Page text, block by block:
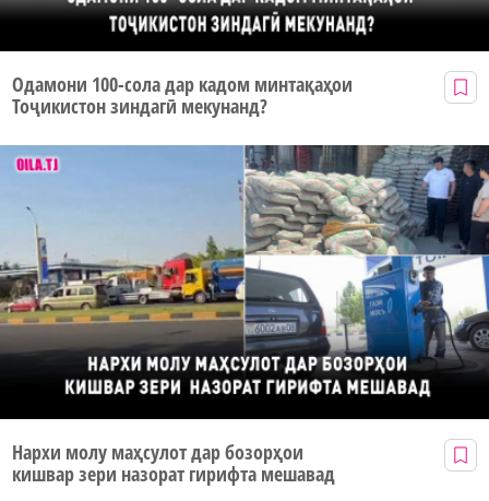
Одамони 100-сола дар кадом минтақаҳои
Тоҷикистон зиндагӣ мекунанд?
Нархи молу маҳсулот дар бозорҳои
кишвар зери назорат гирифта мешавад